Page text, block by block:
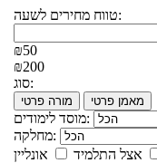
טווח מחירים לשעה:
₪50
₪200
סוג:
מורה פרטי מאמן פרטי
מוסד לימודים:
מחלקה:
אצל התלמיד
אונליין